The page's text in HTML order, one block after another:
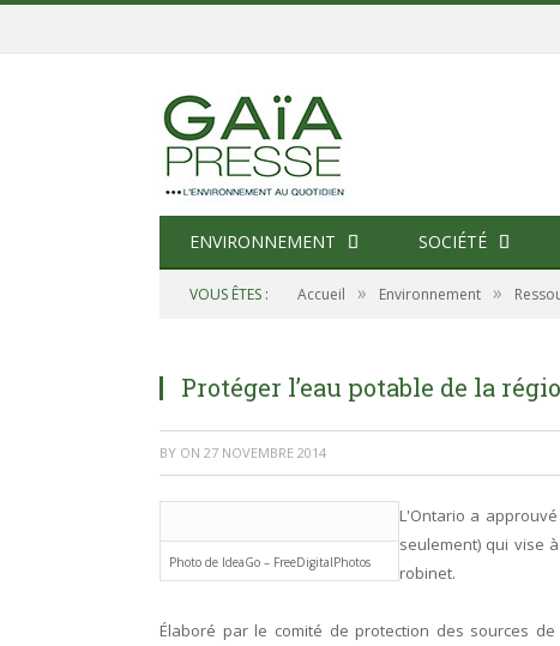
ENVIRONNEMENT SOCIÉTÉ
VOUS ÊTES : Accueil » Environnement »
Protéger l’eau potable de la
BY ON 27 NOVEMBRE 2014
Photo de IdeaGo – FreeDigitalPhotos
L'Ontario a
seulement) qui vise
robinet.
Élaboré par le comité de protection des sources